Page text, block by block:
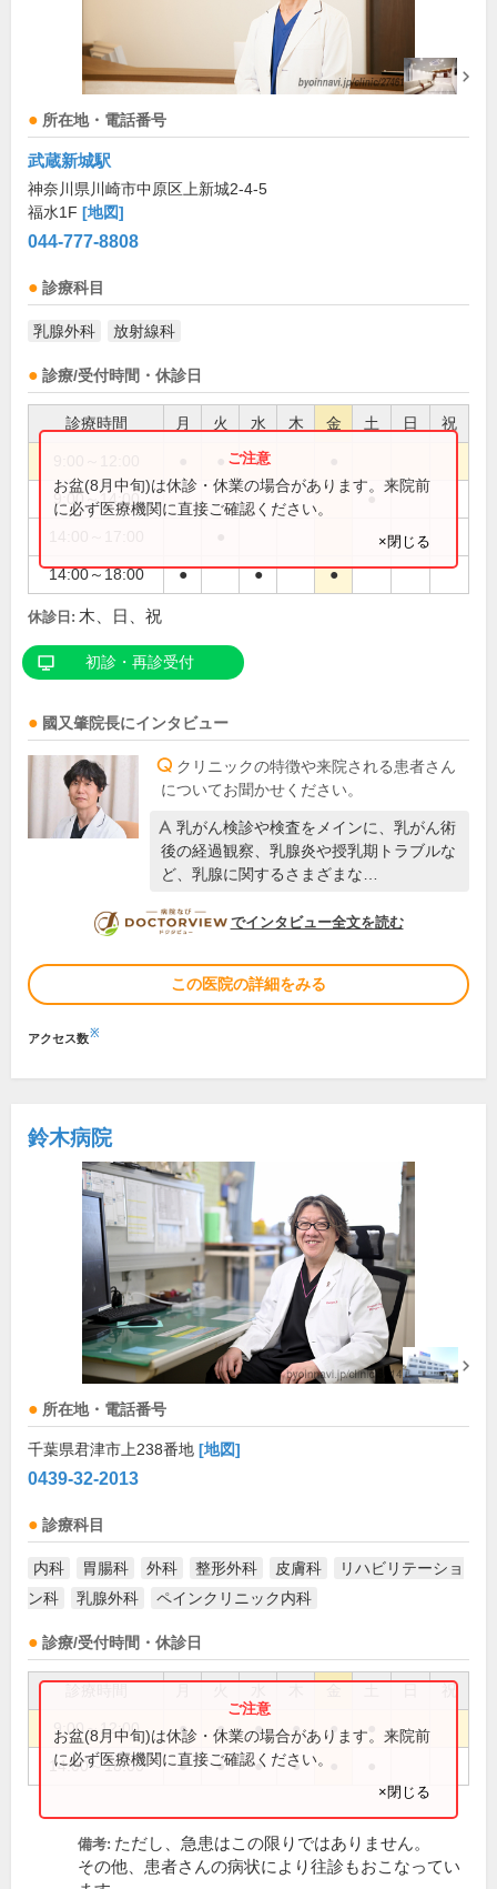
所在地・電話番号
武蔵新城駅
神奈川県川崎市中原区上新城2-4-5
福水1F [地図]
044-777-8808
診療科目
乳腺外科 放射線科
診療/受付時間・休診日
診療時間 月 火 水 木 金 土 日 祝
●
9:00～14:00 ●
14:00～18:00 ● ● ●
お盆(8月中旬)は休診・休業の場合があります。来院前
に必ず医療機関に直接ご確認ください。
×閉じる
休診日: 木、日、祝
初診・再診受付
國又肇院長にインタビュー
クリニックの特徴や来院される患者さん
についてお聞かせください。
乳がん検診や検査をメインに、乳がん術
後の経過観察、乳腺炎や授乳期トラブルな
ど、乳腺に関するさまざまな…
DOCTORVIEW
でインタビュー全文を読む
この医院の詳細をみる
アクセス数※
鈴木病院
所在地・電話番号
千葉県君津市上238番地 [地図]
0439-32-2013
診療科目
内科 胃腸科 外科 整形外科 皮膚科
リハビリテーショ
ン科
乳腺外科 ペインクリニック内科
診療/受付時間・休診日
祝
9:00～12:00 ● ● ● ● ●
14:00～18:00 ● ● ● ●
お盆(8月中旬)は休診・休業の場合があります。来院前
に必ず医療機関に直接ご確認ください。
×閉じる
備考: ただし、急患はこの限りではありません。
その他、患者さんの病状により往診もおこなってい